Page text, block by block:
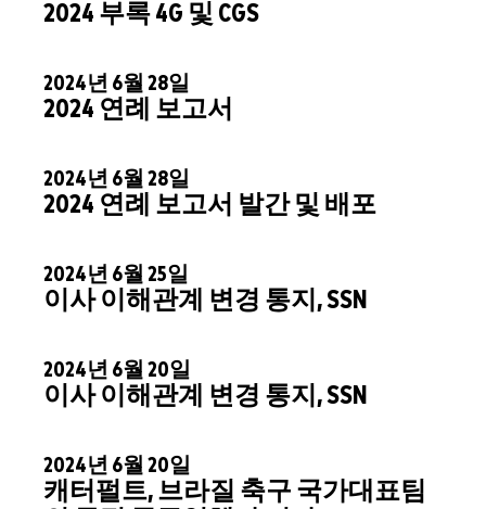
2024 부록 4G 및 CGS
2024년 6월 28일
2024 연례 보고서
2024년 6월 28일
2024 연례 보고서 발간 및 배포
2024년 6월 25일
이사 이해관계 변경 통지, SSN
2024년 6월 20일
이사 이해관계 변경 통지, SSN
2024년 6월 20일
캐터펄트, 브라질 축구 국가대표팀